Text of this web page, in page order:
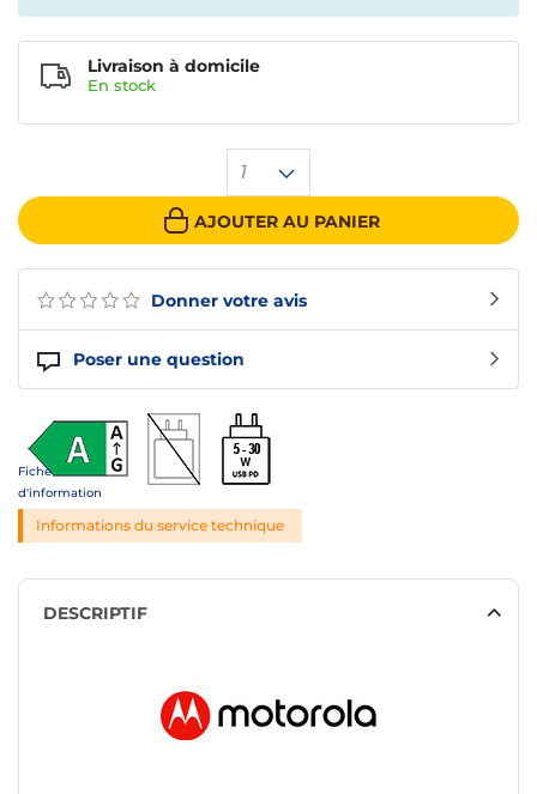
Donner votre avis
Poser une question
1
AJOUTER AU PANIER
Livraison à domicile
En stock
Fiche
d'information
Informations du service technique
DESCRIPTIF